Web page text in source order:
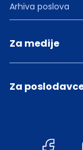
Arhiva poslova
Za medije
Za